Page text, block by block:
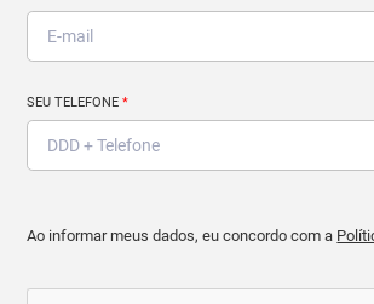
SEU TELEFONE*
Ao informar meus dados, eu concordo com a